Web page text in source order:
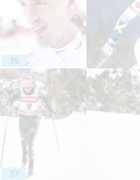
35
37